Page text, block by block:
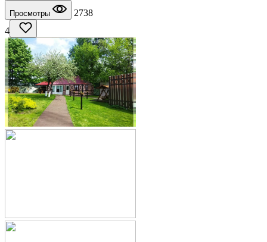
Просмотры
2738
4